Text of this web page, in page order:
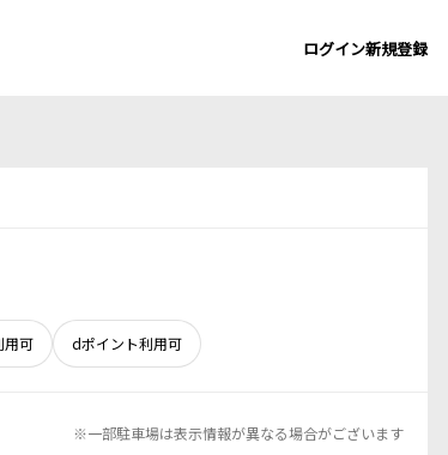
ログイン新規登録
用可 dポイント利用可
※一部駐車場は表示情報が異なる場合がございます